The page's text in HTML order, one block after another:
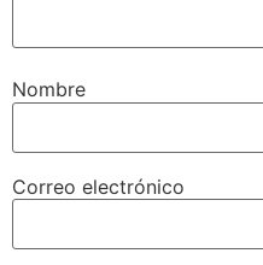
Nombre
Correo electrónico